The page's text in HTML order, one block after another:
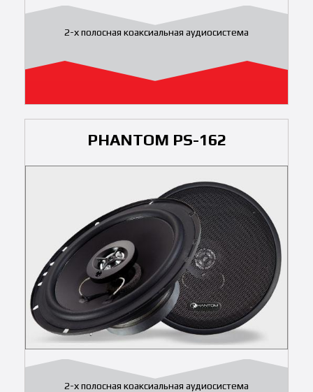
2-х полосная коаксиальная аудиосистема
PHANTOM PS-162
2-х полосная коаксиальная аудиосистема